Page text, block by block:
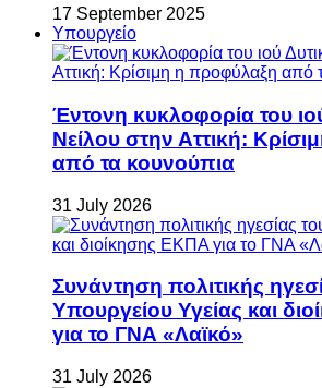
17 September 2025
Υπουργείο
Έντονη κυκλοφορία του
Νείλου στην Αττική:
από τα κουνούπια
31 July 2026
Συνάντηση πολιτικής
Υπουργείου Υγείας και
για το ΓΝΑ «Λαϊκό»
31 July 2026